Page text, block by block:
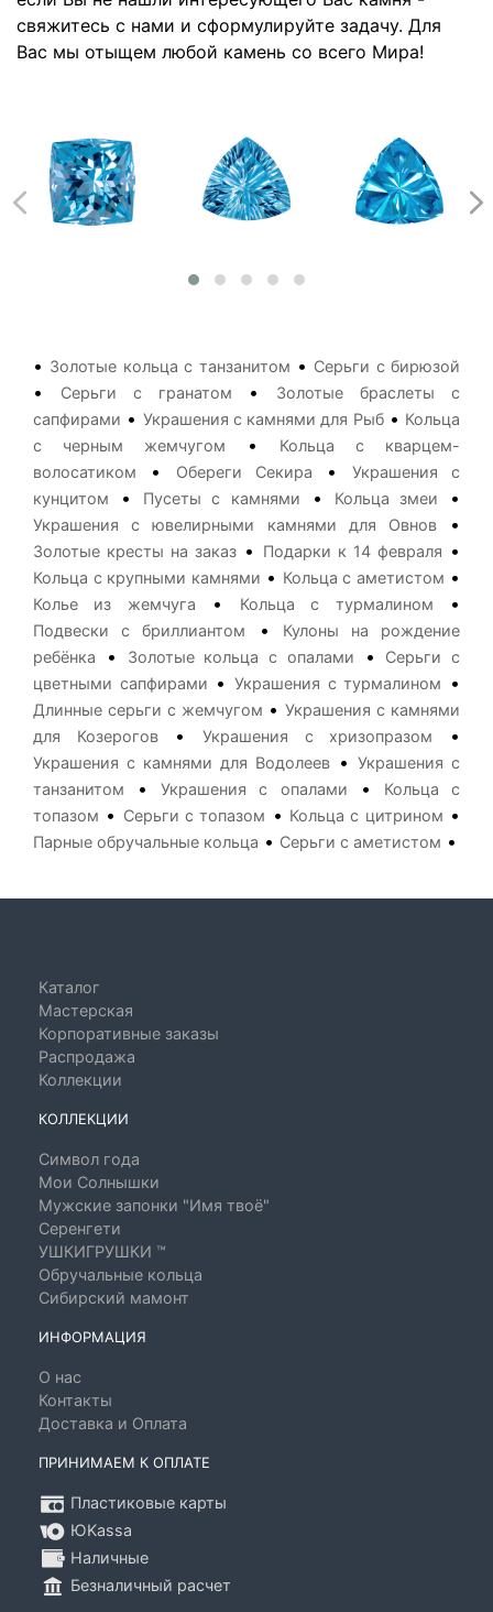
свяжитесь с нами и сформулируйте задачу. Для
Вас мы отыщем любой камень со всего Мира!
• Золотые кольца с танзанитом • Серьги с бирюзой
• Серьги с гранатом •
Золотые браслеты с
сапфирами • Украшения с камнями для Рыб• Кольца
с черным жемчугом
•
Кольца с кварцем-
волосатиком
• Обереги Секира •
Украшения с
кунцитом
• Пусеты с камнями • Кольца змеи •
Украшения с ювелирными камнями для Овнов•
Золотые кресты на заказ • Подарки к 14 февраля •
Кольца с крупными камнями • Кольца с аметистом •
Колье из жемчуга • Кольца с турмалином •
Подвески с бриллиантом •
Кулоны на рождение
ребёнка
• Золотые кольца с опалами •
Серьги с
цветными сапфирами •Украшения с турмалином •
Длинные серьги с жемчугом •Украшения с камнями
для Козерогов•Украшения с хризопразом •
Украшения с камнями для Водолеев • Украшения с
танзанитом
•Украшения с опалами •
Кольца с
топазом • Серьги с топазом • Кольца с цитрином •
Парные обручальные кольца • Серьги с аметистом •
Каталог
Мастерская
Корпоративные заказы
Распродажа
Коллекции
КОЛЛЕКЦИИ
Символ года
Мои Солнышки
Мужские запонки "Имя твоё"
Серенгети
УШКИГРУШКИ ™
Обручальные кольца
Сибирский мамонт
ИНФОРМАЦИЯ
О нас
Контакты
Доставка и Оплата
ПРИНИМАЕМ К ОПЛАТЕ
Пластиковые карты
ЮKassa
Наличные
Безналичный расчет